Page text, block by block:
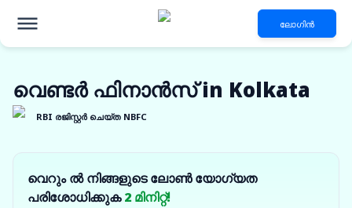
ലോഗിൻ
വെണ്ടർ ഫിനാൻസ് in Kolkata
RBI രജിസ്റ്റർ ചെയ്ത NBFC
വെറും ൽ നിങ്ങളുടെ ലോൺ യോഗ്യത
പരിശോധിക്കുക2 മിനിറ്റ്!